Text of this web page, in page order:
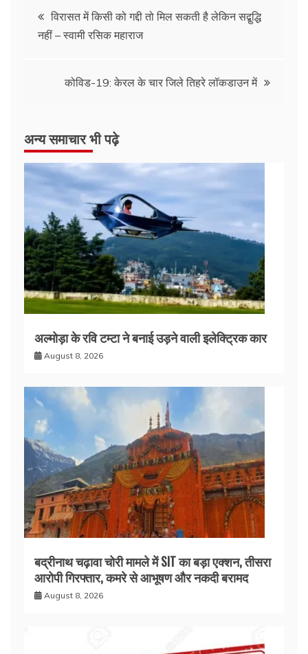
विरासत में किसी को गद्दी तो मिल सकती है लेकिन सद्बुद्धि
नहीं – स्वामी रसिक महाराज
कोविड-19: केरल के चार जिले तिहरे लॉकडाउन में
अन्य समाचार भी पढ़े
अल्मोड़ा के रवि टम्टा ने बनाई उड़ने वाली इलेक्ट्रिक कार
August 8, 2026
बद्रीनाथ चढ़ावा चोरी मामले में SIT का बड़ा एक्शन, तीसरा
आरोपी गिरफ्तार, कमरे से आभूषण और नकदी बरामद
August 8, 2026